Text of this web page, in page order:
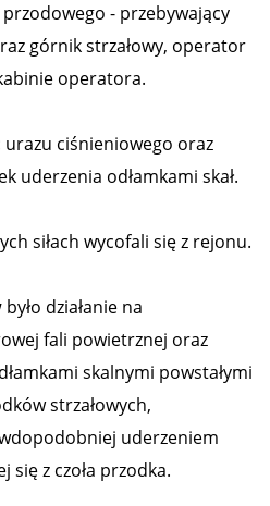
- przebywający
górnik strzałowy, operator
operatora.
ciśnieniowego oraz
uderzenia odłamkami skał.
siłach wycofali się z rejonu.
było działanie na
fali powietrznej oraz
skalnymi powstałymi
strzałowych,
uderzeniem
się z czoła przodka.